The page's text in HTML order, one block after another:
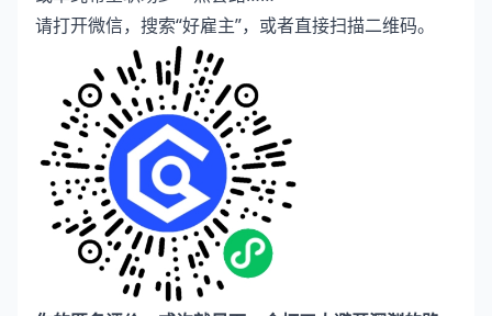
请打开微信，搜索“好雇主”，或者直接扫描二维码。